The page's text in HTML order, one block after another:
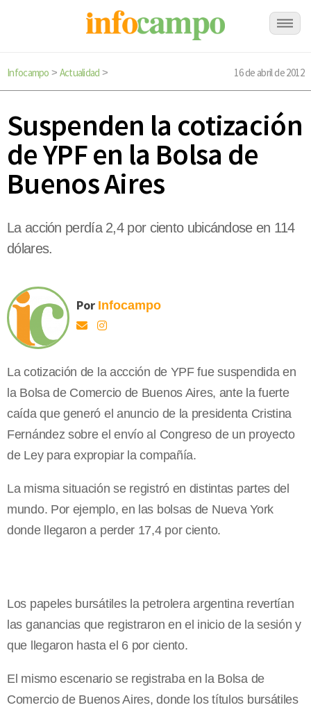
Infocampo > Actualidad > 16 de abril de 2012
Suspenden la cotización
de YPF en la Bolsa de
Buenos Aires
La acción perdía 2,4 por ciento ubicándose en 114
dólares.
Por Infocampo
La cotización de la accción de YPF fue suspendida en
la Bolsa de Comercio de Buenos Aires, ante la fuerte
caída que generó el anuncio de la presidenta Cristina
Fernández sobre el envío al Congreso de un proyecto
de Ley para expropiar la compañía.
La misma situación se registró en distintas partes del
mundo. Por ejemplo, en las bolsas de Nueva York
donde llegaron a perder 17,4 por ciento.
Los papeles bursátiles la petrolera argentina revertían
las ganancias que registraron en el inicio de la sesión y
que llegaron hasta el 6 por ciento.
El mismo escenario se registraba en la Bolsa de
Comercio de Buenos Aires, donde los títulos bursátiles